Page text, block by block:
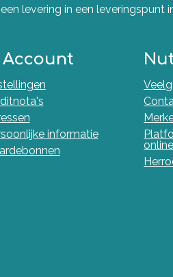
levering in een leveringspunt
informatie